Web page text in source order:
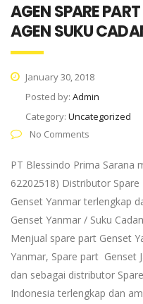
AGEN SPARE
AGEN SUKU
January 30, 2018
Posted by: Admin
Category: Uncategorized
No Comments
PT Blessindo Prima Sarana
62202518) Distributor
Genset Yanmar terlengkap
Genset Yanmar / Suku
Menjual spare part Genset
Yanmar, Spare part Genset
dan sebagai distributor
Indonesia terlengkap dan